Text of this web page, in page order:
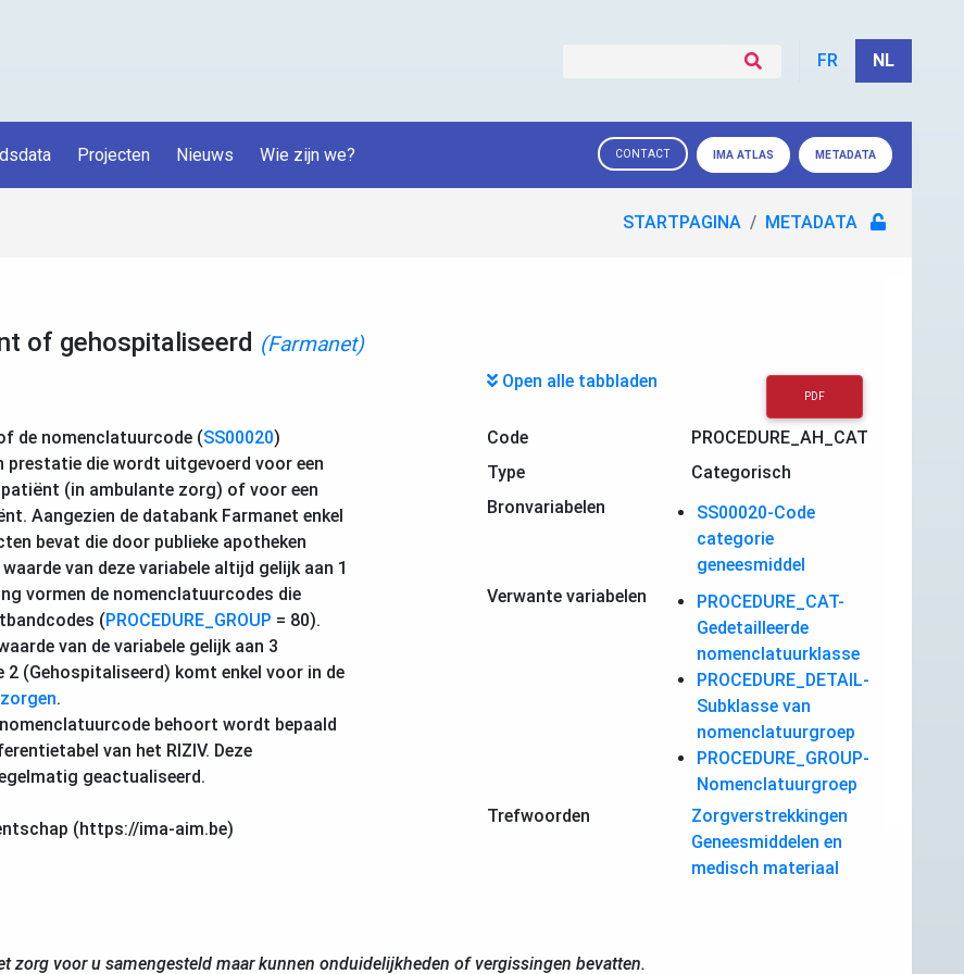
FR NL
Projecten Nieuws Wie zijn we? CONTACT IMA ATLAS METADATA
STARTPAGINA METADATA
of gehospitaliseerd (Farmanet)
Open alle tabbladen
PDF
de nomenclatuurcode (SS00020)
prestatie die wordt uitgevoerd voor een
(in ambulante zorg) of voor een
Aangezien de databank Farmanet enkel
bevat die door publieke apotheken
van deze variabele altijd gelijk aan 1
vormen de nomenclatuurcodes die
(PROCEDURE_GROUP = 80).
van de variabele gelijk aan 3
2 (Gehospitaliseerd) komt enkel voor in de
.
behoort wordt bepaald
van het RIZIV. Deze
geactualiseerd.
(https://ima-aim.be)
Code
PROCEDURE_AH_CAT
Type
Categorisch
Bronvariabelen
SS00020-Code
categorie
geneesmiddel
Verwante variabelen
PROCEDURE_CAT-
Gedetailleerde
nomenclatuurklasse
PROCEDURE_DETAIL-
Subklasse van
nomenclatuurgroep
PROCEDURE_GROUP-
Nomenclatuurgroep
Trefwoorden
Zorgverstrekkingen
Geneesmiddelen en
medisch materiaal
zorg voor u samengesteld maar kunnen onduidelijkheden of vergissingen bevatten.